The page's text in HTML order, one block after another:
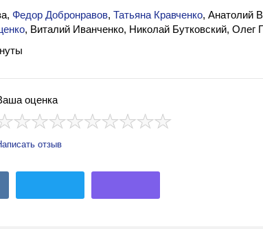
Федор Добронравов, Татьяна Кравченко, Анатолий
, Виталий Иванченко, Николай Бутковский, Олег
оценка
отзыв